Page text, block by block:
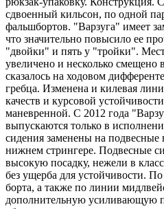
сдвоенный кильсон, по одной
фальшбортов. "Варзуга" имеет
что значительно повысило ее
"двойки" и пять у "тройки".
увеличено и несколько смещено
сказалось на ходовом
гребца. Изменена и килевая
качеств и курсовой
маневренной. С 2012 года
выпускаются только в
сидения заменены на
нижнем стрингере. Подвесные
высокую посадку, нежели в
без ущерба для устойчивости.
борта, а также по линии
дополнительную усиливающую